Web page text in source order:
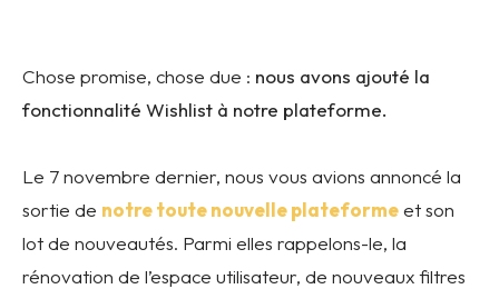
Chose promise, chose due : nous avons ajouté la
fonctionnalité Wishlist à notre plateforme.
Le 7 novembre dernier, nous vous avions annoncé la
sortie de notre toute nouvelle plateformeet son
lot de nouveautés. Parmi elles rappelons-le, la
rénovation de l’espace utilisateur, de nouveaux filtres